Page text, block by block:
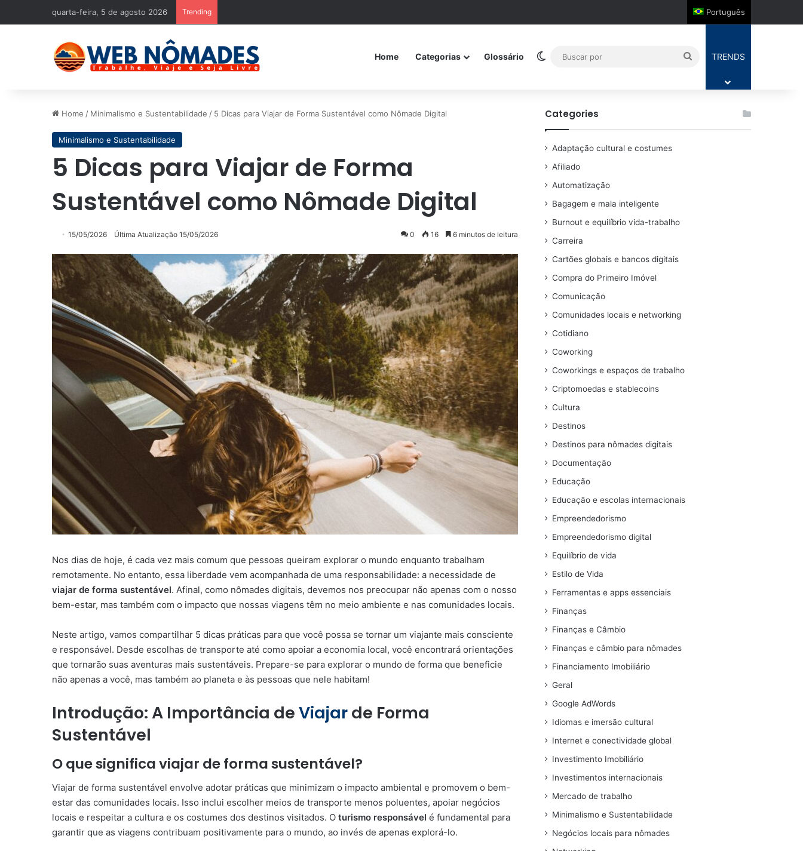
quarta-feira, 5 de agosto 2026 Trending Português
Home Categorias Glossário Switch skin
BuscarTRENDS
Home / Minimalismo e Sustentabilidade / 5 Dicas para Viajar de Forma Sustentável como Nômade Digital
Minimalismo e Sustentabilidade
5 Dicas para Viajar de Forma
Sustentável como Nômade Digital
15/05/2026 Última Atualização 15/05/2026 0 16 6 minutos de leitura
Nos dias de hoje, é cada vez mais comum que pessoas queiram explorar o mundo enquanto trabalham
remotamente. No entanto, essa liberdade vem acompanhada de uma responsabilidade: a necessidade de
viajar de forma sustentável. Afinal, como nômades digitais, devemos nos preocupar não apenas com o nosso
bem-estar, mas também com o impacto que nossas viagens têm no meio ambiente e nas comunidades locais.
Neste artigo, vamos compartilhar 5 dicas práticas para que você possa se tornar um viajante mais consciente
e responsável. Desde escolhas de transporte até como apoiar a economia local, você encontrará orientações
que tornarão suas aventuras mais sustentáveis. Prepare-se para explorar o mundo de forma que beneficie
não apenas a você, mas também ao planeta e às pessoas que nele habitam!
Introdução: A Importância deViajarde Forma
Sustentável
O que significa viajar de forma sustentável?
Viajar de forma sustentável envolve adotar práticas que minimizam o impacto ambiental e promovem o bem-
estar das comunidades locais. Isso inclui escolher meios de transporte menos poluentes, apoiar negócios
locais e respeitar a cultura e os costumes dos destinos visitados. O turismo responsável é fundamental para
garantir que as viagens contribuam positivamente para o mundo, ao invés de apenas explorá-lo.
Categories
Adaptação cultural e costumes
Afiliado
Automatização
Bagagem e mala inteligente
Burnout e equilíbrio vida-trabalho
Carreira
Cartões globais e bancos digitais
Compra do Primeiro Imóvel
Comunicação
Comunidades locais e networking
Cotidiano
Coworking
Coworkings e espaços de trabalho
Criptomoedas e stablecoins
Cultura
Destinos
Destinos para nômades digitais
Documentação
Educação
Educação e escolas internacionais
Empreendedorismo
Empreendedorismo digital
Equilíbrio de vida
Estilo de Vida
Ferramentas e apps essenciais
Finanças
Finanças e Câmbio
Finanças e câmbio para nômades
Financiamento Imobiliário
Geral
Google AdWords
Idiomas e imersão cultural
Internet e conectividade global
Investimento Imobiliário
Investimentos internacionais
Mercado de trabalho
Minimalismo e Sustentabilidade
Negócios locais para nômades